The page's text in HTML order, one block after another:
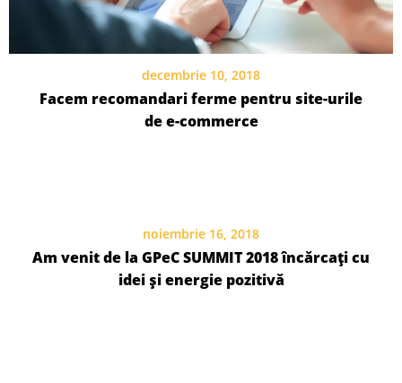
decembrie 10, 2018
Facem recomandari ferme pentru site-urile
de e-commerce
noiembrie 16, 2018
Am venit de la GPeC SUMMIT 2018 încărcați cu
idei și energie pozitivă